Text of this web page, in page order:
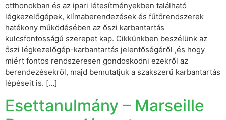
otthonokban és az ipari létesítményekben található
légkezelőgépek, klímaberendezések és fűtőrendszerek
hatékony működésében az őszi karbantartás
kulcsfontosságú szerepet kap. Cikkünkben beszélünk az
őszi légkezelőgép-karbantartás jelentőségéről ,és hogy
miért fontos rendszeresen gondoskodni ezekről az
berendezésekről, majd bemutatjuk a szakszerű karbantartás
lépéseit is. […]
Esettanulmány – Marseille